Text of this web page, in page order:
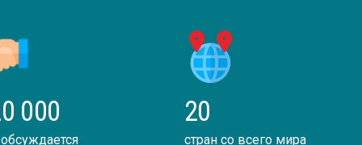
000 20
стран со всего мира